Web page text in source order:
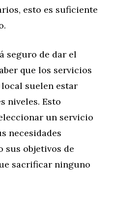
esto es suficiente
seguro de dar el
que los servicios
suelen estar
niveles. Esto
un servicio
necesidades
sus objetivos de
sacrificar ninguno